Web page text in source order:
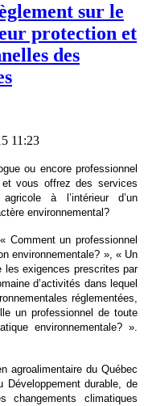
sur le
protection et
des
11:23
ou encore professionnel
vous offrez des services
à l’intérieur d’un
environnemental?
Comment un professionnel
environnementale? », « Un
les exigences prescrites par
d’activités dans lequel
réglementées,
un professionnel de toute
environnementale? ».
agroalimentaire du Québec
durable, de
changements climatiques